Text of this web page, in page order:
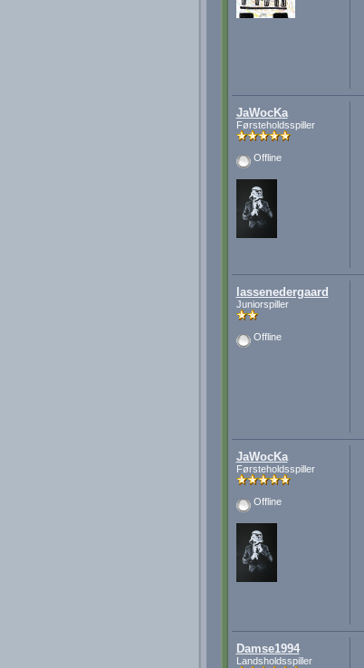
JaWocKa
Førsteholdsspiller
Offline
lassenedergaard
Juniorspiller
Offline
JaWocKa
Førsteholdsspiller
Offline
Damse1994
Landsholdsspiller